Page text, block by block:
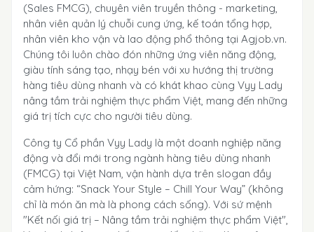
(Sales FMCG), chuyên viên truyền thông - marketing,
nhân viên quản lý chuỗi cung ứng, kế toán tổng hợp,
nhân viên kho vận và lao động phổ thông tại Agjob.vn.
Chúng tôi luôn chào đón những ứng viên năng động,
giàu tính sáng tạo, nhạy bén với xu hướng thị trường
hàng tiêu dùng nhanh và có khát khao cùng Vyy Lady
nâng tầm trải nghiệm thực phẩm Việt, mang đến những
giá trị tích cực cho người tiêu dùng.
Công ty Cổ phần Vyy Lady là một doanh nghiệp năng
động và đổi mới trong ngành hàng tiêu dùng nhanh
(FMCG) tại Việt Nam, vận hành dựa trên slogan đầy
cảm hứng: “Snack Your Style – Chill Your Way” (không
chỉ là món ăn mà là phong cách sống). Với sứ mệnh
"Kết nối giá trị – Nâng tầm trải nghiệm thực phẩm Việt",